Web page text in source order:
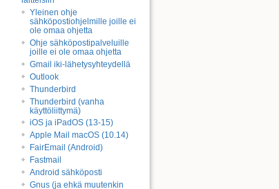
Yleinen ohje
sähköpostiohjelmille joille ei
ole omaa ohjetta
Ohje sähköpostipalveluille
joille ei ole omaa ohjetta
Gmail iki-lähetysyhteydellä
Outlook
Thunderbird
Thunderbird (vanha
käyttöliittymä)
iOS ja iPadOS (13-15)
Apple Mail macOS (10.14)
FairEmail (Android)
Fastmail
Android sähköposti
Gnus (ja ehkä muutenkin